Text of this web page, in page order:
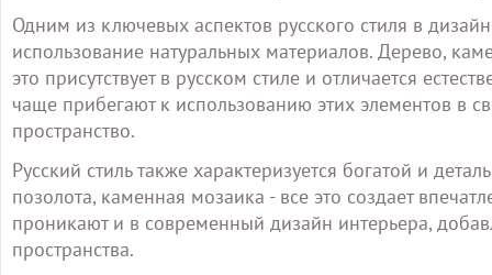
Одним из ключевых аспектов русского стиля в
использование натуральных материалов. Дерево,
это присутствует в русском стиле и отличается
чаще прибегают к использованию этих элементов в
пространство.
Русский стиль также характеризуется богатой и
позолота, каменная мозаика - все это создает
проникают и в современный дизайн интерьера,
пространства.